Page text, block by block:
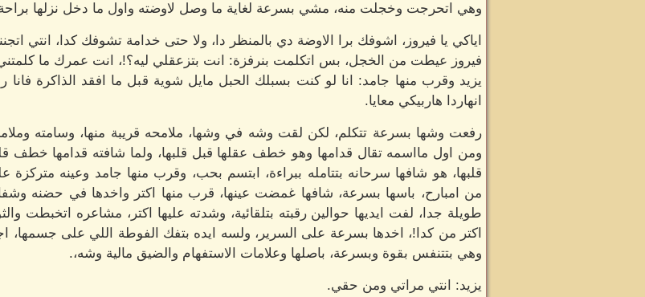
وهي اتحرجت وخجلت منه، مشي بسرعة لغاية ما وصل لاوضته واول ما دخل نزلها براحة
اياكي يا فيروز، اشوفك برا الاوضة دي بالمنظر دا، ولا حتى خدامة تشوفك كدا، انتي
فيروز عيطت من الخجل، بس اتكلمت بنرفزة: انت بتزعقلي ليه؟!، انت عمرك ما
يزيد وقرب منها جامد: انا لو كنت بسبلك الحبل مايل شوية قبل ما افقد الذاكرة
انهاردا هاربيكي معايا.
رفعت وشها بسرعة تتكلم، لكن لقت وشه في وشها، ملامحه قريبة منها، وسامته
ومن اول مااسمه تقال قدامها وهو خطف عقلها قبل قلبها، ولما شافته قدامها خطف
قلبها، هو شافها سرحانه بتتامله ببراءة، ابتسم بحب، وقرب منها جامد وعينه
من امبارح، باسها بسرعة، شافها غمضت عينها، قرب منها اكتر واخدها في حضنه
طويلة جدا، لفت ايديها حوالين رقبته بتلقائية، وشدته عليها اكتر، مشاعره
اكتر من كدا!، اخدها بسرعة على السرير، ولسه ايده بتفك الفوطة اللي على
وهي بتتنفس بقوة وبسرعة، باصلها وعلامات الاستفهام والضيق مالية وشه،.
يزيد: انتي مراتي ومن حقي.